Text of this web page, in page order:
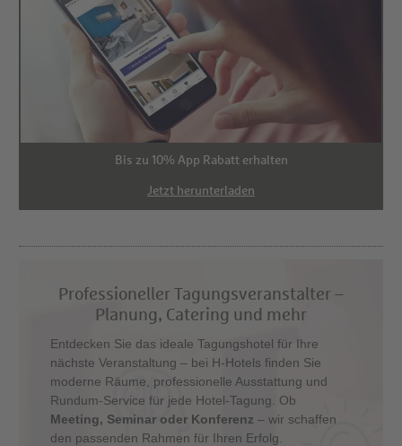
Bis zu 10% App Rabatt erhalten
Jetzt herunterladen
Professioneller Tagungsveranstalter –
Planung, Catering und mehr
Entdecken Sie das ideale Tagungshotel für Ihre
nächste Veranstaltung – bei H-Hotels finden Sie
moderne Räume, professionelle Ausstattung und
Rundum-Service für jede Hotel-Tagung. Ob
Meeting, Seminar oder Konferenz – wir schaffen
den passenden Rahmen für Ihren Erfolg.